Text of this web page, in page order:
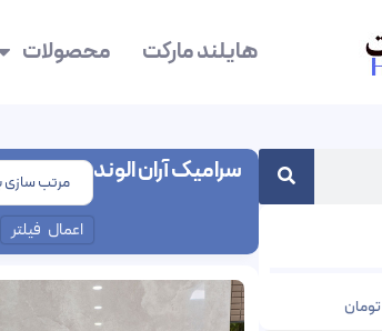
هایلند مارکت محصولات
تومان
سرامیک آران الوند
اعمال فیلتر